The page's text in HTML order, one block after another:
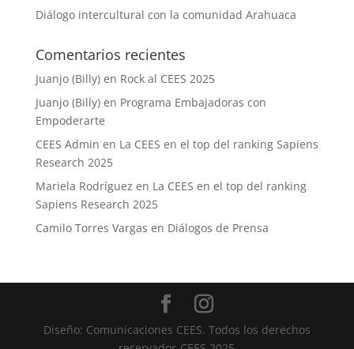
Diálogo intercultural con la comunidad Arahuaca
Comentarios recientes
Juanjo (Billy)en Rock al CEES 2025
Juanjo (Billy)en Programa Embajadoras con
Empoderarte
CEES Admin en La CEES en el top del ranking Sapiens
Research 2025
Mariela Rodríguez en La CEES en el top del ranking
Sapiens Research 2025
Camilo Torres Vargas en Diálogos de Prensa
Diseño: Comunicaciones CEES. Todos los derechos